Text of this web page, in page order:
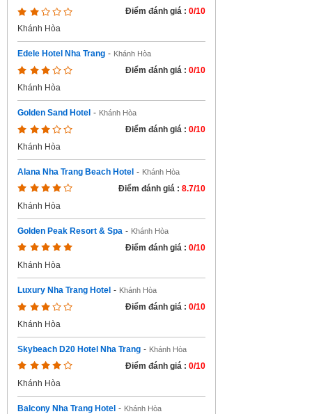
Điểm đánh giá : 0/10
Khánh Hòa
Edele Hotel Nha Trang - Khánh Hòa
Điểm đánh giá : 0/10
Khánh Hòa
Golden Sand Hotel - Khánh Hòa
Điểm đánh giá : 0/10
Khánh Hòa
Alana Nha Trang Beach Hotel - Khánh Hòa
Điểm đánh giá : 8.7/10
Khánh Hòa
Golden Peak Resort & Spa - Khánh Hòa
Điểm đánh giá : 0/10
Khánh Hòa
Luxury Nha Trang Hotel - Khánh Hòa
Điểm đánh giá : 0/10
Khánh Hòa
Skybeach D20 Hotel Nha Trang - Khánh Hòa
Điểm đánh giá : 0/10
Khánh Hòa
Balcony Nha Trang Hotel - Khánh Hòa